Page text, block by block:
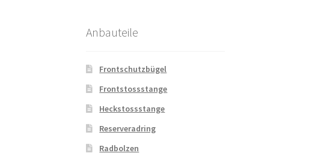
Anbauteile
Frontschutzbügel
Frontstossstange
Heckstossstange
Reserveradring
Radbolzen